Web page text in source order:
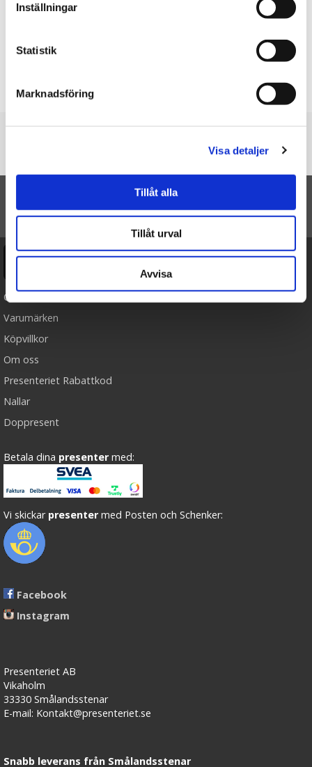
Inställningar
Statistik
Marknadsföring
Visa detaljer
Tillåt alla
Tillåt urval
Avvisa
TILL TOPPEN
Ångra köp
Cookies
Varumärken
Köpvillkor
Om oss
Presenteriet Rabattkod
Nallar
Doppresent
Betala dina presenter med:
Vi skickar presenter med Posten och Schenker:
Facebook
Instagram
Presenteriet AB
Vikaholm
33330 Smålandsstenar
E-mail: Kontakt@presenteriet.se
Snabb leverans från Smålandsstenar